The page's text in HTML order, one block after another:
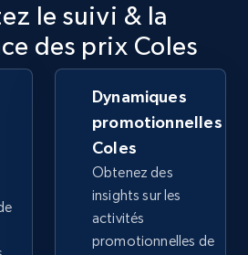
Commencer
Description, Currency, Initial
percent, and more.
Commencer
le suivi & la
des prix Coles
Dynamiques
promotionnelles
Coles
Obtenez des
insights sur les
activités
promotionnelles de